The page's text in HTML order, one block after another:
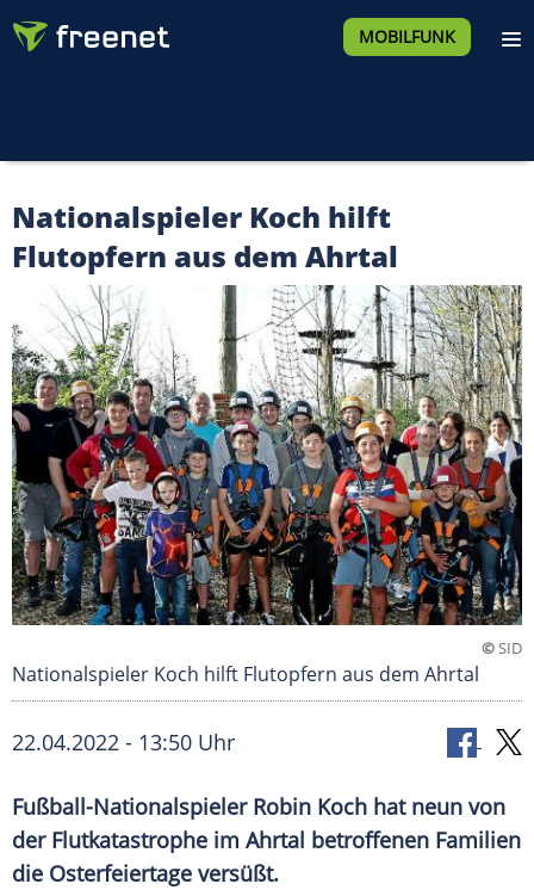
MOBILFUNK
Nationalspieler Koch hilft
Flutopfern aus dem Ahrtal
©SID
Nationalspieler Koch hilft Flutopfern aus dem Ahrtal
22.04.2022 - 13:50 Uhr
Fußball-Nationalspieler Robin Koch hat neun von
der Flutkatastrophe im Ahrtal betroffenen Familien
die Osterfeiertage versüßt.